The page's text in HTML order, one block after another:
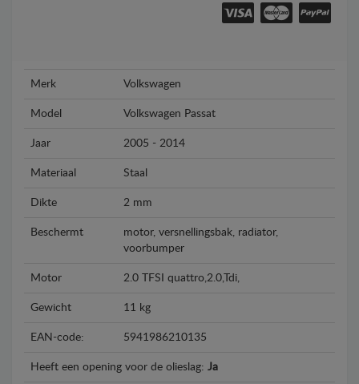
Merk Volkswagen
Model Volkswagen Passat
Jaar 2005 - 2014
Materiaal Staal
Dikte 2 mm
Beschermt
motor, versnellingsbak, radiator,
voorbumper
Motor 2.0 TFSI quattro,2.0,Tdi,
Gewicht 11 kg
EAN-code: 5941986210135
Heeft een opening voor de olieslag: Ja